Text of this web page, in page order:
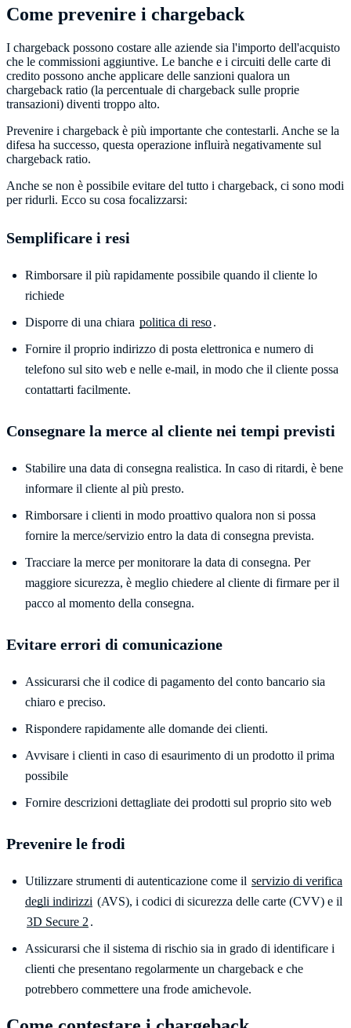
Come prevenire i chargeback
I chargeback possono costare alle aziende sia l'importo dell'acquisto
che le commissioni aggiuntive. Le banche e i circuiti delle carte di
credito possono anche applicare delle sanzioni qualora un
chargeback ratio (la percentuale di chargeback sulle proprie
transazioni) diventi troppo alto.
Prevenire i chargeback è più importante che contestarli. Anche se la
difesa ha successo, questa operazione influirà negativamente sul
chargeback ratio.
Anche se non è possibile evitare del tutto i chargeback, ci sono modi
per ridurli. Ecco su cosa focalizzarsi:
Semplificare i resi
Rimborsare il più rapidamente possibile quando il cliente lo
richiede
Disporre di una chiara politica di reso.
Fornire il proprio indirizzo di posta elettronica e numero di
telefono sul sito web e nelle e-mail, in modo che il cliente possa
contattarti facilmente.
Consegnare la merce al cliente nei tempi previsti
Stabilire una data di consegna realistica. In caso di ritardi, è bene
informare il cliente al più presto.
Rimborsare i clienti in modo proattivo qualora non si possa
fornire la merce/servizio entro la data di consegna prevista.
Tracciare la merce per monitorare la data di consegna. Per
maggiore sicurezza, è meglio chiedere al cliente di firmare per il
pacco al momento della consegna.
Evitare errori di comunicazione
Assicurarsi che il codice di pagamento del conto bancario sia
chiaro e preciso.
Rispondere rapidamente alle domande dei clienti.
Avvisare i clienti in caso di esaurimento di un prodotto il prima
possibile
Fornire descrizioni dettagliate dei prodotti sul proprio sito web
Prevenire le frodi
Utilizzare strumenti di autenticazione come il servizio di verifica
degli indirizzi (AVS), i codici di sicurezza delle carte (CVV) e il
3D Secure 2 .
Assicurarsi che il sistema di rischio sia in grado di identificare i
clienti che presentano regolarmente un chargeback e che
potrebbero commettere una frode amichevole.